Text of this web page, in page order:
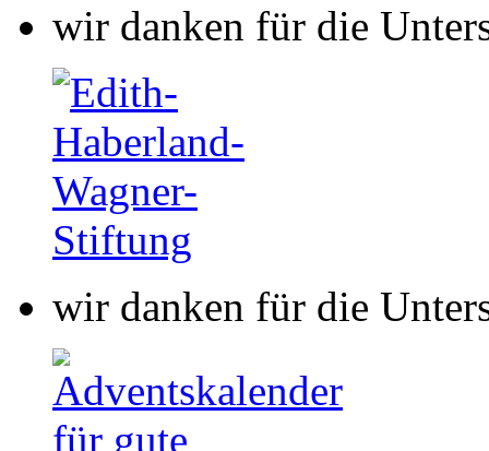
wir danken für die
wir danken für die